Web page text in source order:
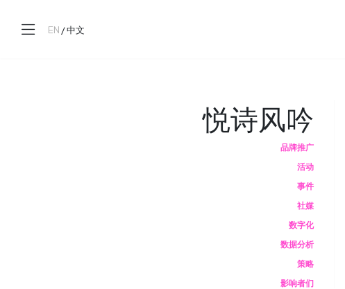
EN/中文
悦诗风吟
品牌推广
活动
事件
社媒
数字化
数据分析
策略
影响者们